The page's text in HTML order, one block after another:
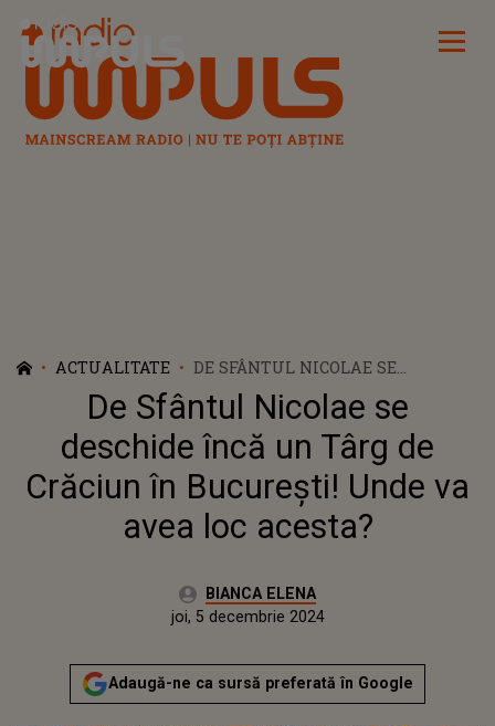
Radio Impuls
ACTUALITATE
DE SFÂNTUL NICOLAE SE
DESCHIDE ÎNCĂ UN TÂRG DE
CRĂCIUN ÎN BUCUREȘTI! UNDE VA
AVEA LOC ACESTA?
De Sfântul Nicolae se
deschide încă un Târg de
Crăciun în București! Unde va
avea loc acesta?
Autor:BIANCA ELENA
Publicat:
joi, 5 decembrie 2024
Adaugă-ne ca sursă preferată în Google